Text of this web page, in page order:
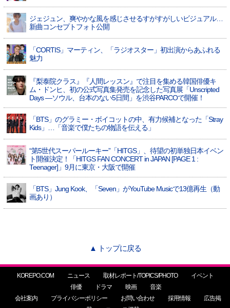
ジェジュン、爽やかな風を感じさせるすがすがしいビジュアル…
新曲コンセプトフォト公開
「CORTIS」マーティン、「ラジオスター」初出演からあふれる
魅力
『梨泰院クラス』『人間レッスン』で注目を集める韓国俳優キ
ム・ドンヒ、初の公式写真集発売を記念した写真展「Unscripted
Days —ソウル、台本のない5日間」を渋谷PARCOで開催！
「BTS」のグラミー・ボイコットの中、有力候補となった「Stray
Kids」…「音楽で僕たちの物語を伝える」
“第5世代スーパールーキー”「HITGS」、待望の初単独日本イベン
ト開催決定！「HITGS FAN CONCERT in JAPAN [PAGE 1 :
Teenager]」9月に東京・大阪で開催
「BTS」Jung Kook、「Seven」がYouTube Musicで13億再生（動
画あり）
▲ トップに戻る
KOREPO.COM ニュース 取材レポート/TOPICS/PHOTO
イベント
俳優
ドラマ 映画
音楽
会社案内
プライバシーポリシー お問い合わせ 採用情報
広告掲